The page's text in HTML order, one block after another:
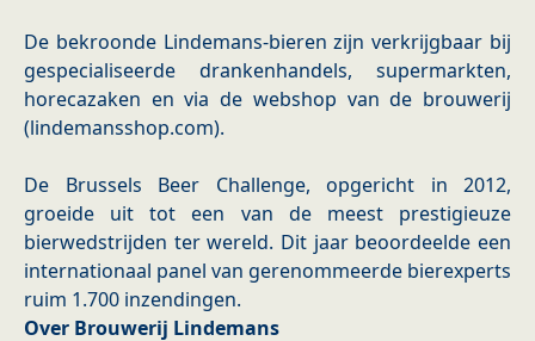
De bekroonde Lindemans-bieren zijn verkrijgbaar bij
gespecialiseerde drankenhandels, supermarkten,
horecazaken en via de webshop van de brouwerij
(lindemansshop.com).
De Brussels Beer Challenge, opgericht in 2012,
groeide uit tot een van de meest prestigieuze
bierwedstrijden ter wereld. Dit jaar beoordeelde een
internationaal panel van gerenommeerde bierexperts
ruim 1.700 inzendingen.
Over Brouwerij Lindemans